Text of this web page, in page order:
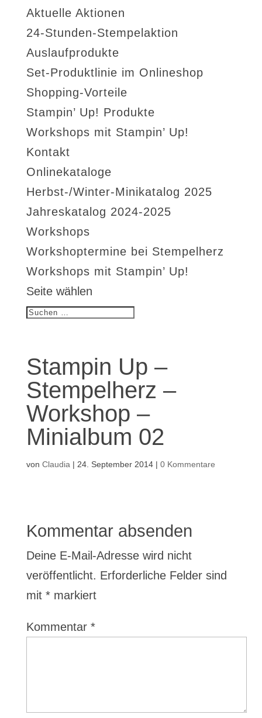
Aktuelle Aktionen
24-Stunden-Stempelaktion
Auslaufprodukte
Set-Produktlinie im Onlineshop
Shopping-Vorteile
Stampin’ Up! Produkte
Workshops mit Stampin’ Up!
Kontakt
Onlinekataloge
Herbst-/Winter-Minikatalog 2025
Jahreskatalog 2024-2025
Workshops
Workshoptermine bei Stempelherz
Workshops mit Stampin’ Up!
Seite wählen
Stampin Up –
Stempelherz –
Workshop –
Minialbum 02
von Claudia | 24. September 2014| 0 Kommentare
Kommentar absenden
Deine E-Mail-Adresse wird nicht
veröffentlicht. Erforderliche Felder sind
mit *markiert
Kommentar *